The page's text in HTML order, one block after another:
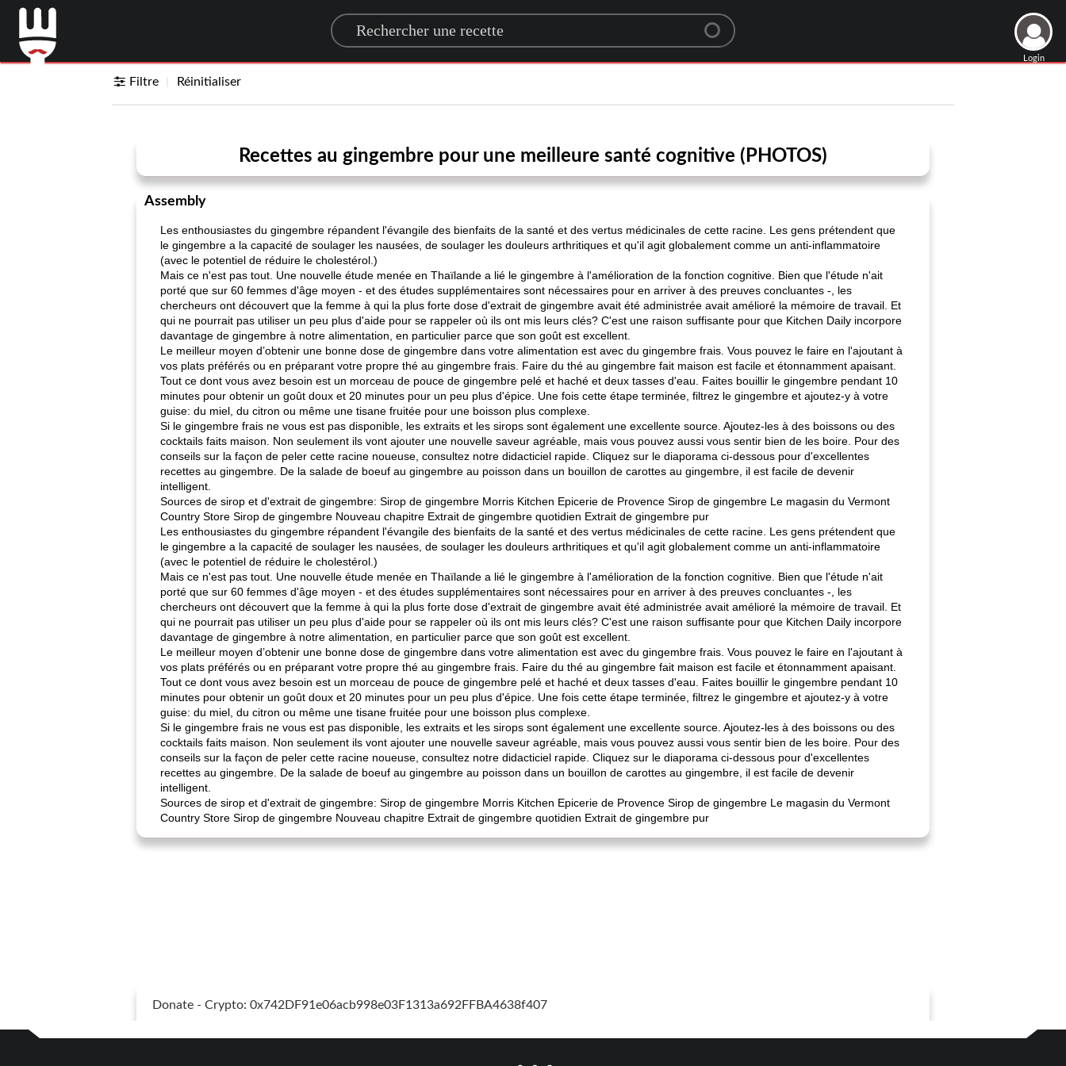
Search for a recipe
Login
Filtre Réinitialiser
Recettes au gingembre pour une meilleure santé cognitive (PHOTOS)
Assembly
Les enthousiastes du gingembre répandent l'évangile des bienfaits de la santé et des vertus médicinales de cette racine. Les gens prétendent que
le gingembre a la capacité de soulager les nausées, de soulager les douleurs arthritiques et qu'il agit globalement comme un anti-inflammatoire
(avec le potentiel de réduire le cholestérol.)
Mais ce n'est pas tout. Une nouvelle étude menée en Thaïlande a lié le gingembre à l'amélioration de la fonction cognitive. Bien que l'étude n'ait
porté que sur 60 femmes d'âge moyen - et des études supplémentaires sont nécessaires pour en arriver à des preuves concluantes -, les
chercheurs ont découvert que la femme à qui la plus forte dose d'extrait de gingembre avait été administrée avait amélioré la mémoire de travail. Et
qui ne pourrait pas utiliser un peu plus d'aide pour se rappeler où ils ont mis leurs clés? C'est une raison suffisante pour que Kitchen Daily incorpore
davantage de gingembre à notre alimentation, en particulier parce que son goût est excellent.
Le meilleur moyen d’obtenir une bonne dose de gingembre dans votre alimentation est avec du gingembre frais. Vous pouvez le faire en l'ajoutant à
vos plats préférés ou en préparant votre propre thé au gingembre frais. Faire du thé au gingembre fait maison est facile et étonnamment apaisant.
Tout ce dont vous avez besoin est un morceau de pouce de gingembre pelé et haché et deux tasses d'eau. Faites bouillir le gingembre pendant 10
minutes pour obtenir un goût doux et 20 minutes pour un peu plus d'épice. Une fois cette étape terminée, filtrez le gingembre et ajoutez-y à votre
guise: du miel, du citron ou même une tisane fruitée pour une boisson plus complexe.
Si le gingembre frais ne vous est pas disponible, les extraits et les sirops sont également une excellente source. Ajoutez-les à des boissons ou des
cocktails faits maison. Non seulement ils vont ajouter une nouvelle saveur agréable, mais vous pouvez aussi vous sentir bien de les boire. Pour des
conseils sur la façon de peler cette racine noueuse, consultez notre didacticiel rapide. Cliquez sur le diaporama ci-dessous pour d'excellentes
recettes au gingembre. De la salade de boeuf au gingembre au poisson dans un bouillon de carottes au gingembre, il est facile de devenir
intelligent.
Sources de sirop et d'extrait de gingembre: Sirop de gingembre Morris Kitchen Epicerie de Provence Sirop de gingembre Le magasin du Vermont
Country Store Sirop de gingembre Nouveau chapitre Extrait de gingembre quotidien Extrait de gingembre pur
Les enthousiastes du gingembre répandent l'évangile des bienfaits de la santé et des vertus médicinales de cette racine. Les gens prétendent que
le gingembre a la capacité de soulager les nausées, de soulager les douleurs arthritiques et qu'il agit globalement comme un anti-inflammatoire
(avec le potentiel de réduire le cholestérol.)
Mais ce n'est pas tout. Une nouvelle étude menée en Thaïlande a lié le gingembre à l'amélioration de la fonction cognitive. Bien que l'étude n'ait
porté que sur 60 femmes d'âge moyen - et des études supplémentaires sont nécessaires pour en arriver à des preuves concluantes -, les
chercheurs ont découvert que la femme à qui la plus forte dose d'extrait de gingembre avait été administrée avait amélioré la mémoire de travail. Et
qui ne pourrait pas utiliser un peu plus d'aide pour se rappeler où ils ont mis leurs clés? C'est une raison suffisante pour que Kitchen Daily incorpore
davantage de gingembre à notre alimentation, en particulier parce que son goût est excellent.
Le meilleur moyen d’obtenir une bonne dose de gingembre dans votre alimentation est avec du gingembre frais. Vous pouvez le faire en l'ajoutant à
vos plats préférés ou en préparant votre propre thé au gingembre frais. Faire du thé au gingembre fait maison est facile et étonnamment apaisant.
Tout ce dont vous avez besoin est un morceau de pouce de gingembre pelé et haché et deux tasses d'eau. Faites bouillir le gingembre pendant 10
minutes pour obtenir un goût doux et 20 minutes pour un peu plus d'épice. Une fois cette étape terminée, filtrez le gingembre et ajoutez-y à votre
guise: du miel, du citron ou même une tisane fruitée pour une boisson plus complexe.
Si le gingembre frais ne vous est pas disponible, les extraits et les sirops sont également une excellente source. Ajoutez-les à des boissons ou des
cocktails faits maison. Non seulement ils vont ajouter une nouvelle saveur agréable, mais vous pouvez aussi vous sentir bien de les boire. Pour des
conseils sur la façon de peler cette racine noueuse, consultez notre didacticiel rapide. Cliquez sur le diaporama ci-dessous pour d'excellentes
recettes au gingembre. De la salade de boeuf au gingembre au poisson dans un bouillon de carottes au gingembre, il est facile de devenir
intelligent.
Sources de sirop et d'extrait de gingembre: Sirop de gingembre Morris Kitchen Epicerie de Provence Sirop de gingembre Le magasin du Vermont
Country Store Sirop de gingembre Nouveau chapitre Extrait de gingembre quotidien Extrait de gingembre pur
Donate - Crypto: 0x742DF91e06acb998e03F1313a692FFBA4638f407